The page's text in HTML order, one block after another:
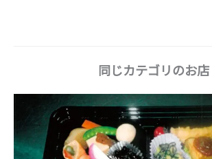
同じカテゴリのお店